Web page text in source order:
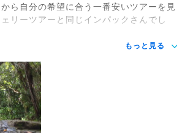
ら自分の希望に合う一番安いツアーを見
リーツアーと同じインパックさんでし
もっと見る